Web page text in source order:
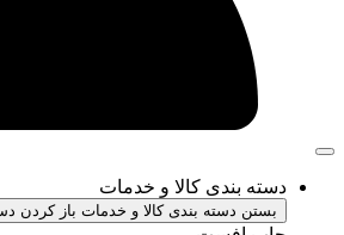
کالا و خدمات
بندی کالا و خدمات باز کردن دسته بندی کالا و